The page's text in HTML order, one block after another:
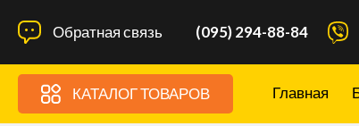
Обратная связь (095) 294-88-84
КАТАЛОГ ТОВАРОВ Главная